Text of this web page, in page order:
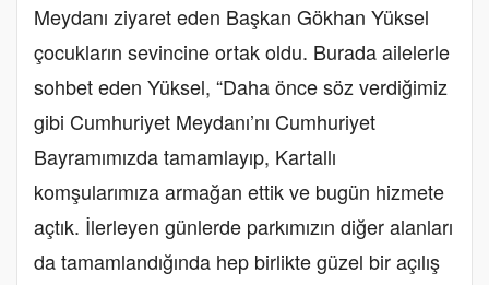
Meydanı ziyaret eden Başkan Gökhan Yüksel
çocukların sevincine ortak oldu. Burada ailelerle
sohbet eden Yüksel, “Daha önce söz verdiğimiz
gibi Cumhuriyet Meydanı’nı Cumhuriyet
Bayramımızda tamamlayıp, Kartallı
komşularımıza armağan ettik ve bugün hizmete
açtık. İlerleyen günlerde parkımızın diğer alanları
da tamamlandığında hep birlikte güzel bir açılış